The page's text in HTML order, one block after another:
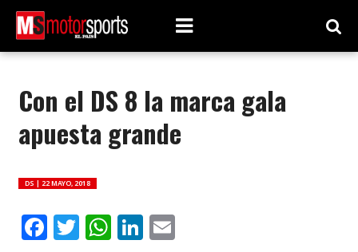
Con el DS 8 la marca gala
apuesta grande
DS | 22 MAYO, 2018
Facebook
Twitter
WhatsApp
LinkedIn
Email